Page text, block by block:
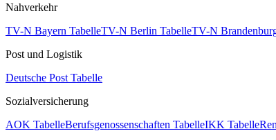
Nahverkehr
TV-N Bayern TabelleTV-N Berlin TabelleTV-N
Post und Logistik
Deutsche Post Tabelle
Sozialversicherung
AOK TabelleBerufsgenossenschaften TabelleIKK Tabelle